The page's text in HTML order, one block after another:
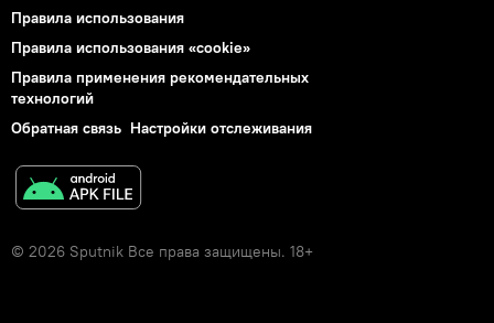
Правила использования
Правила использования «cookie»
Правила применения рекомендательных
технологий
Обратная связь Настройки отслеживания
© 2026 Sputnik Все права защищены. 18+